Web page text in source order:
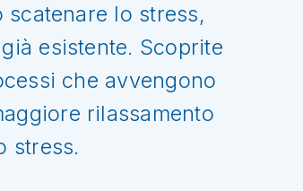
lo stress,
esistente. Scoprite
che avvengono
rilassamento
stress.